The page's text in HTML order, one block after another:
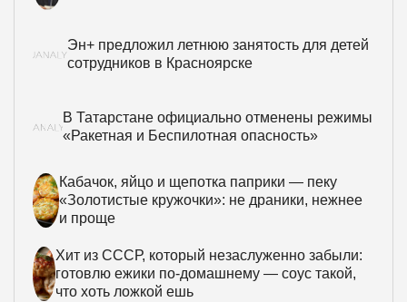
Эн+ предложил летнюю занятость для детей
сотрудников в Красноярске
В Татарстане официально отменены режимы
«Ракетная и Беспилотная опасность»
Кабачок, яйцо и щепотка паприки — пеку
«Золотистые кружочки»: не драники, нежнее
и проще
Хит из СССР, который незаслуженно забыли:
готовлю ежики по-домашнему — соус такой,
что хоть ложкой ешь